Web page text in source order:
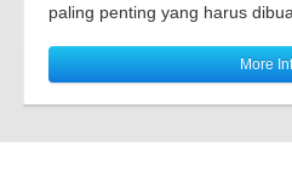
paling penting yang harus
More